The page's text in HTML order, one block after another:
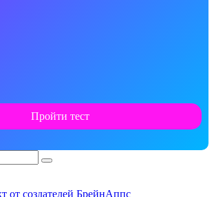
Пройти тест
от создателей БрейнАппс